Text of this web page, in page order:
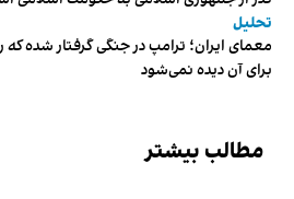
تحلیل
معمای ایران؛ ترامپ در جنگی گرفتار شده که
برای آن دیده نمی‌شود
مطالب بیشتر